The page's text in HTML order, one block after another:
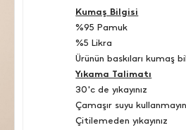
Kumaş Bilgisi
%95 Pamuk
​​​​​​​%5 Likra
Ürünün baskıları kumaş
Yıkama Talimatı
30'c de yıkayınız
Çamaşır suyu
Çitilemeden yıkayınız